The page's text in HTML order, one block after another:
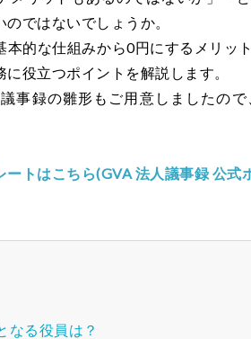
ではないでしょうか。
的な仕組みから0円にするメリッ
役立つポイントを解説します。
事録の雛形もご用意しましたの
トはこちら(GVA 法人議事録 公式
なる役員は？